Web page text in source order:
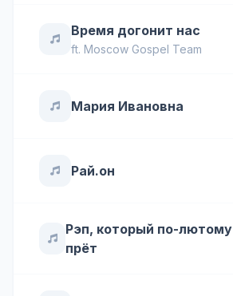
Время догонит нас
ft. Moscow Gospel Team
Мария Ивановна
Рай.он
Рэп, который по-лютому
прёт